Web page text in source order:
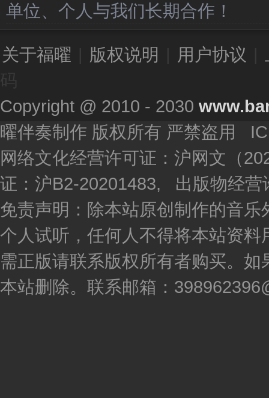
单位、个人与我们长期合作！
关于福曜 版权说明 用户协议
Copyright @ 2010 - 2030
曜伴奏制作 版权所有 严禁盗用
网络文化经营许可证：沪网文（
证：沪B2-20201483, 出版物经营
免责声明：除本站原创制作的音
个人试听，任何人不得将本站资
需正版请联系版权所有者购买。
本站删除。联系邮箱：